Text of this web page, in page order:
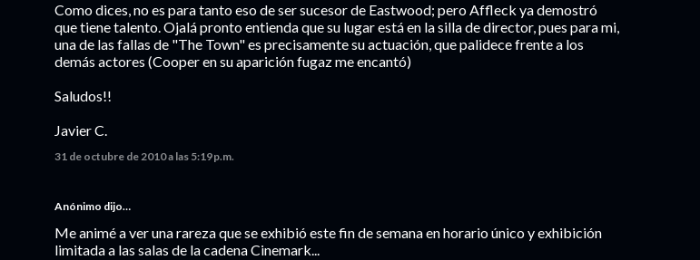
Como dices, no es para tanto eso de ser sucesor de Eastwood; pero Affleck ya demostró
que tiene talento. Ojalá pronto entienda que su lugar está en la silla de director, pues para mi,
una de las fallas de "The Town" es precisamente su actuación, que palidece frente a los
demás actores (Cooper en su aparición fugaz me encantó)
Saludos!!
Javier C.
31 de octubre de 2010 a las 5:19 p.m.
Anónimo dijo…
Me animé a ver una rareza que se exhibió este fin de semana en horario único y exhibición
limitada a las salas de la cadena Cinemark...